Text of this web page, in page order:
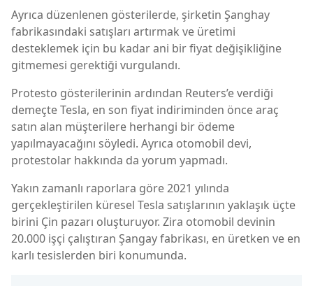
Ayrıca düzenlenen gösterilerde, şirketin Şanghay
fabrikasındaki satışları artırmak ve üretimi
desteklemek için bu kadar ani bir fiyat değişikliğine
gitmemesi gerektiği vurgulandı.
Protesto gösterilerinin ardından Reuters’e verdiği
demeçte Tesla, en son fiyat indiriminden önce araç
satın alan müşterilere herhangi bir ödeme
yapılmayacağını söyledi. Ayrıca otomobil devi,
protestolar hakkında da yorum yapmadı.
Yakın zamanlı raporlara göre 2021 yılında
gerçekleştirilen küresel Tesla satışlarının yaklaşık üçte
birini Çin pazarı oluşturuyor. Zira otomobil devinin
20.000 işçi çalıştıran Şangay fabrikası, en üretken ve en
karlı tesislerden biri konumunda.